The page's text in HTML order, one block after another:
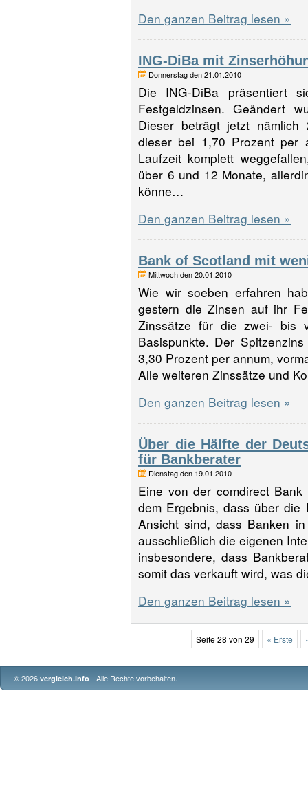
Den ganzen Beitrag lesen »
ING-DiBa mit
Donnerstag den 21.01.2010
Die ING-DiBa präsentiert
Festgeldzinsen. Geändert
Dieser beträgt jetzt
dieser bei 1,70 Prozent per
Laufzeit komplett
über 6 und 12 Monate,
könne…
Den ganzen Beitrag lesen »
Bank of Scotland mit
Mittwoch den 20.01.2010
Wie wir soeben erfahren
gestern die Zinsen auf ihr
Zinssätze für die zwei- bis
Basispunkte. Der
3,30 Prozent per annum,
Alle weiteren Zinssätze und
Den ganzen Beitrag lesen »
Über die Hälfte der
für Bankberater
Dienstag den 19.01.2010
Eine von der comdirect
dem Ergebnis, dass über
Ansicht sind, dass Banken
ausschließlich die eigenen
insbesondere, dass
somit das verkauft wird, was
Den ganzen Beitrag lesen »
Seite 28 von 29 « Erste
© 2026 vergleich.info - Alle Rechte vorbehalten.